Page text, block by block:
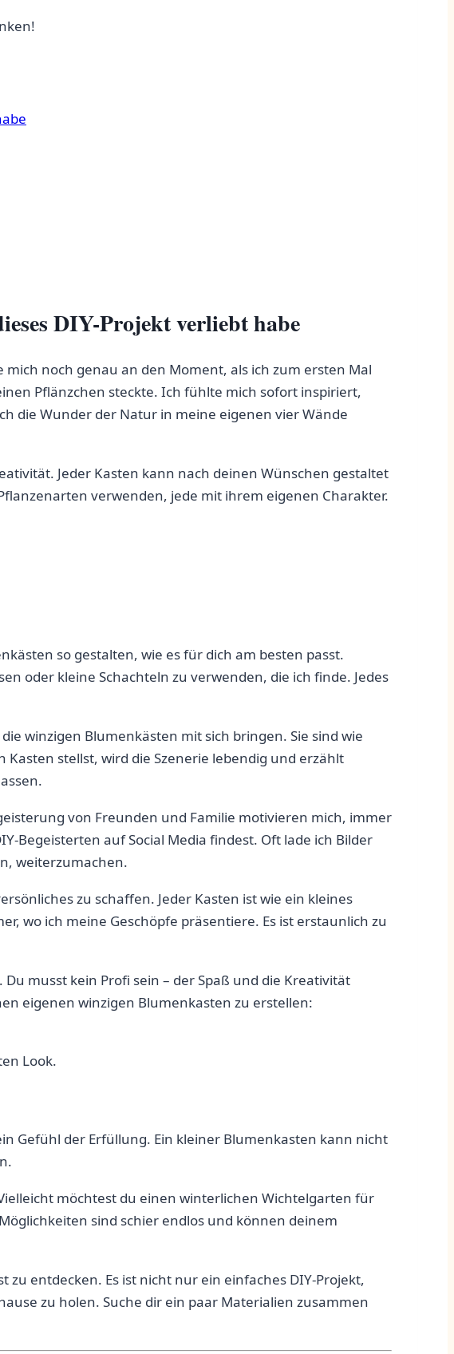
DIY-Projekt verliebt⁤ habe
noch genau an den ⁤Moment, als ich zum ersten Mal
Pflänzchen steckte. Ich fühlte mich sofort inspiriert,
die Wunder der Natur in meine eigenen vier Wände
Jeder Kasten kann nach deinen Wünschen gestaltet
verwenden, jede mit ⁣ihrem⁢ eigenen Charakter.
so gestalten, wie es‌ für dich am besten passt.
oder kleine Schachteln zu verwenden, die ich finde. Jedes
winzigen Blumenkästen mit sich bringen. Sie ⁤sind wie
stellst, wird die Szenerie lebendig​ und erzählt
von⁣ Freunden und Familie motivieren mich, immer
Begeisterten auf Social Media findest. Oft ⁢lade ich Bilder
⁤weiterzumachen.
zu schaffen. Jeder Kasten ist wie ein kleines
wo ich ⁤meine Geschöpfe präsentiere. Es ist erstaunlich zu
musst kein Profi sein – der Spaß und die Kreativität
eigenen ​winzigen Blumenkasten zu erstellen:
Look.
Gefühl der Erfüllung. Ein kleiner Blumenkasten kann nicht
möchtest du einen winterlichen ⁤Wichtelgarten für​
sind schier endlos und können deinem
entdecken. ⁣Es ist nicht nur ein einfaches ⁣DIY-Projekt,
zu holen. ⁤Suche dir ein ⁢paar Materialien zusammen